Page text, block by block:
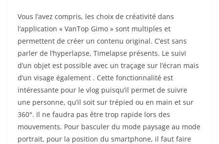
Vous l’avez compris, les choix de créativité dans
l’application « VanTop Gimo » sont multiples et
permettent de créer un contenu original. C’est sans
parler de l’hyperlapse, Timelapse présents. Le suivi
d’un objet est possible avec un traçage sur l’écran mais
d’un visage également . Cette fonctionnalité est
intéressante pour le vlog puisqu’il permet de suivre
une personne, qu’il soit sur trépied ou en main et sur
360°. Il ne faudra pas être trop rapide lors des
mouvements. Pour basculer du mode paysage au mode
portrait, pour la position du smartphone, il faut faire